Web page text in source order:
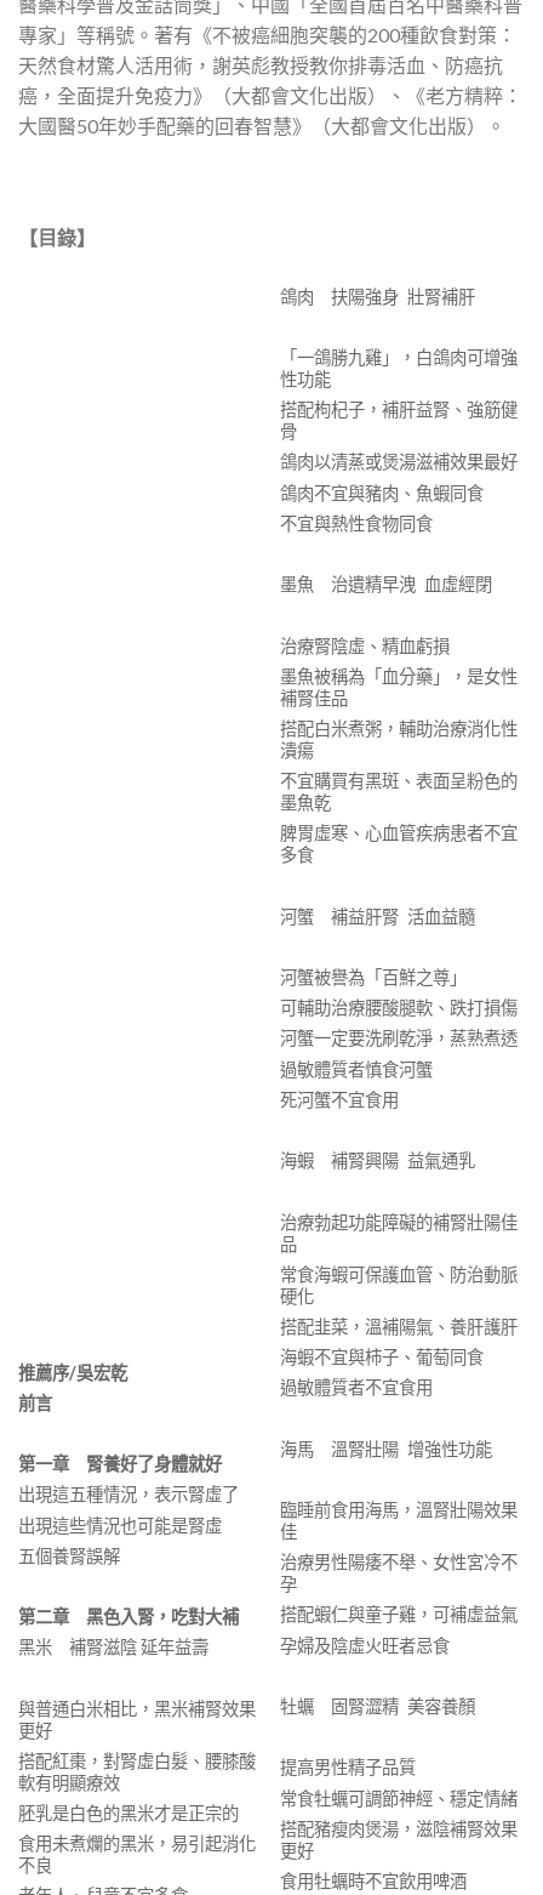
專家」等稱號。著有《不被癌細胞突襲的200種飲食對策：
天然食材驚人活用術，謝英彪教授教你排毒活血、防癌抗
癌，全面提升免疫力》（大都會文化出版）、《老方精粹：
大國醫50年妙手配藥的回春智慧》（大都會文化出版）。
【目錄】
推薦序/吳宏乾
前言
第一章 腎養好了身體就好
出現這五種情況，表示腎虛了
出現這些情況也可能是腎虛
五個養腎誤解
第二章 黑色入腎，吃對大補
黑米 補腎滋陰 延年益壽
與普通白米相比，黑米補腎效果
更好
搭配紅棗，對腎虛白髮、腰膝酸
軟有明顯療效
胚乳是白色的黑米才是正宗的
食用未煮爛的黑米，易引起消化
不良
鴿肉 扶陽強身 壯腎補肝
「一鴿勝九雞」，白鴿肉可增強
性功能
搭配枸杞子，補肝益腎、強筋健
骨
鴿肉以清蒸或煲湯滋補效果最好
鴿肉不宜與豬肉、魚蝦同食
不宜與熱性食物同食
墨魚 治遺精早洩 血虛經閉
治療腎陰虛、精血虧損
墨魚被稱為「血分藥」，是女性
補腎佳品
搭配白米煮粥，輔助治療消化性
潰瘍
不宜購買有黑斑、表面呈粉色的
墨魚乾
脾胃虛寒、心血管疾病患者不宜
多食
河蟹 補益肝腎 活血益髓
河蟹被譽為「百鮮之尊」
可輔助治療腰酸腿軟、跌打損傷
河蟹一定要洗刷乾淨，蒸熟煮透
過敏體質者慎食河蟹
死河蟹不宜食用
海蝦 補腎興陽 益氣通乳
治療勃起功能障礙的補腎壯陽佳
品
常食海蝦可保護血管、防治動脈
硬化
搭配韭菜，溫補陽氣、養肝護肝
海蝦不宜與柿子、葡萄同食
過敏體質者不宜食用
海馬 溫腎壯陽 增強性功能
臨睡前食用海馬，溫腎壯陽效果
佳
治療男性陽痿不舉、女性宮冷不
孕
搭配蝦仁與童子雞，可補虛益氣
孕婦及陰虛火旺者忌食
牡蠣 固腎澀精 美容養顏
提高男性精子品質
常食牡蠣可調節神經、穩定情緒
搭配豬瘦肉煲湯，滋陰補腎效果
更好
食用牡蠣時不宜飲用啤酒